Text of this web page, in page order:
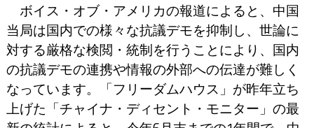
ボイス・オブ・アメリカの報道によると、中国
当局は国内での様々な抗議デモを抑制し、世論に
対する厳格な検閲・統制を行うことにより、国内
の抗議デモの連携や情報の外部への伝達が難しく
なっています。「フリーダムハウス」が昨年立ち
上げた「チャイナ・ディセント・モニター」の最